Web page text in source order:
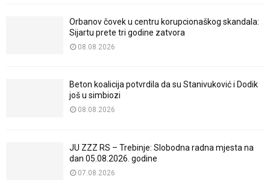
Orbanov čovek u centru korupcionaškog skandala:
Sijartu prete tri godine zatvora
08.08.2026
Beton koalicija potvrdila da su Stanivuković i Dodik
još u simbiozi
08.08.2026
JU ZZZ RS – Trebinje: Slobodna radna mjesta na
dan 05.08.2026. godine
07.08.2026